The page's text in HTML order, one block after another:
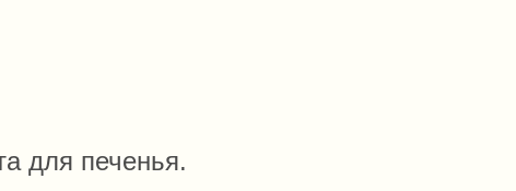
для печенья.